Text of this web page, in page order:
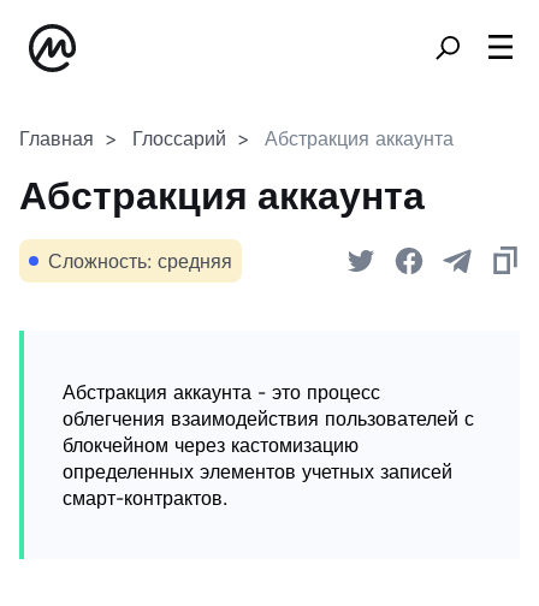
Главная Глоссарий Абстракция аккаунта
Абстракция аккаунта
Сложность: средняя
Абстракция аккаунта - это процесс
облегчения взаимодействия пользователей с
блокчейном через кастомизацию
определенных элементов учетных записей
смарт-контрактов.